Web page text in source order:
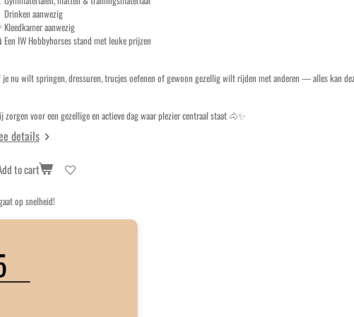
Drinken aanwezig
aanwezig
IW Hobbyhorses stand met leuke prijzen
je nu wilt springen, dressuren, trucjes oefenen of gewoon gezellig wilt rijden met anderen — alles kan
zorgen voor een gezellige en actieve dag waar plezier centraal staat 🐴✨
details
to cart
op snelheid!